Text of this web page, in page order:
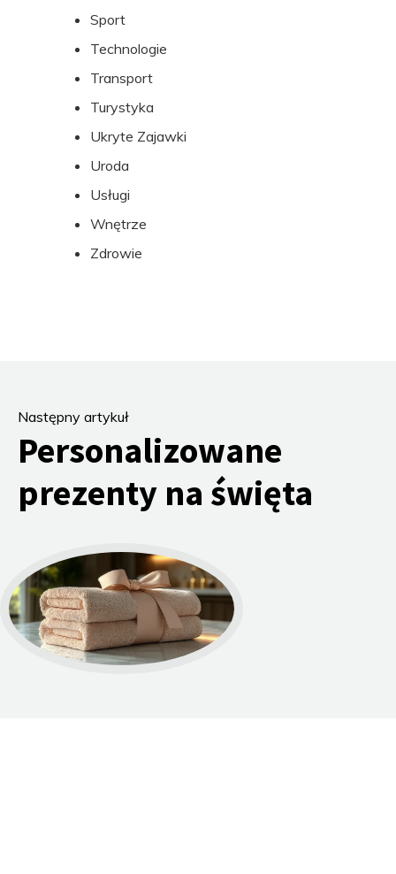
Sport
Technologie
Transport
Turystyka
Ukryte Zajawki
Uroda
Usługi
Wnętrze
Zdrowie
Następny artykuł
Personalizowane
prezenty na święta